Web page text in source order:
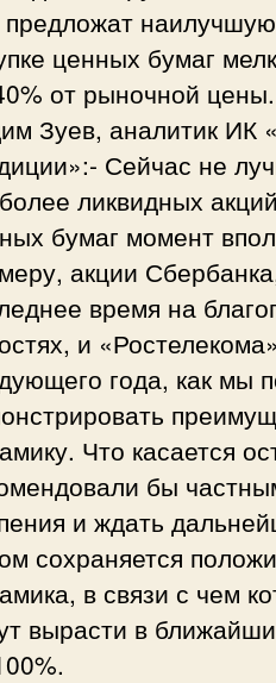
ценных бумаг
от рыночной цены.
Зуев, аналитик ИК
Сейчас не
ликвидных
бумаг момент
акции
время на
и
года, как мы
Что касается
бы
и ждать
сохраняется
в связи с чем
вырасти в